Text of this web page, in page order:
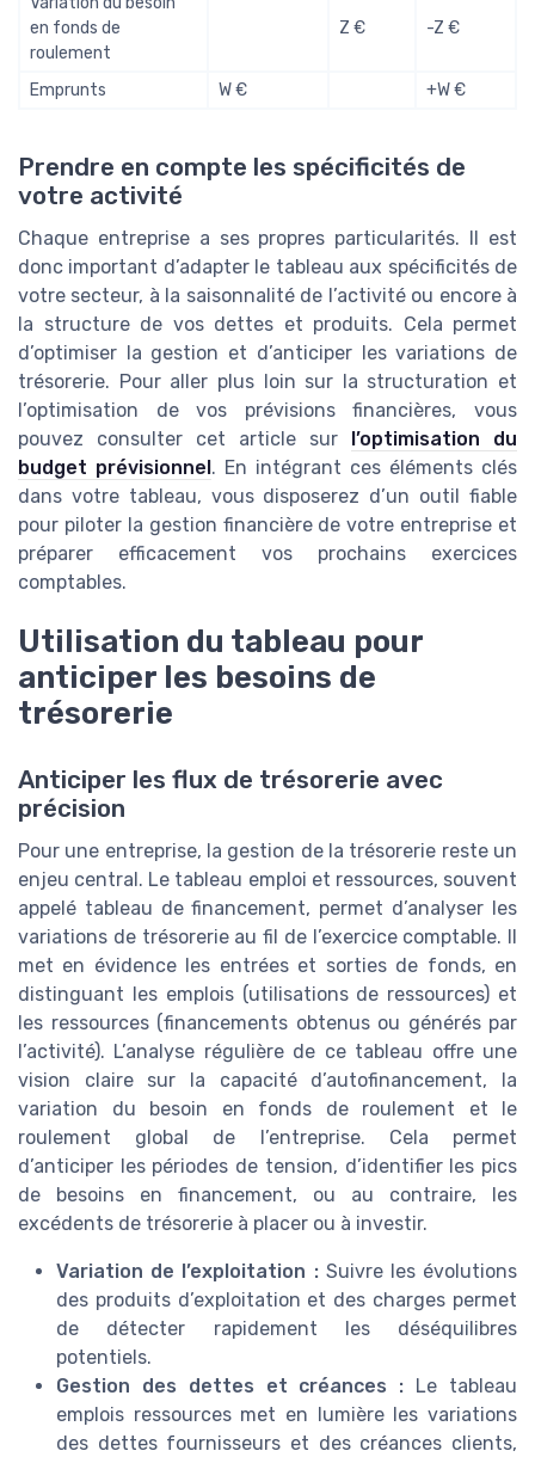
en fonds de
roulement
Z € -Z €
Emprunts W € +W €
Prendre en compte les spécificités de
votre activité
Chaque entreprise a ses propres particularités. Il est
donc important d’adapter le tableau aux spécificités de
votre secteur, à la saisonnalité de l’activité ou encore à
la structure de vos dettes et produits. Cela permet
d’optimiser la gestion et d’anticiper les variations de
trésorerie. Pour aller plus loin sur la structuration et
l’optimisation de vos prévisions financières, vous
pouvez consulter cet article sur l’optimisation du
budget prévisionnel. En intégrant ces éléments clés
dans votre tableau, vous disposerez d’un outil fiable
pour piloter la gestion financière de votre entreprise et
préparer efficacement vos prochains exercices
comptables.
Utilisation du tableau pour
anticiper les besoins de
trésorerie
Anticiper les flux de trésorerie avec
précision
Pour une entreprise, la gestion de la trésorerie reste un
enjeu central. Le tableau emploi et ressources, souvent
appelé tableau de financement, permet d’analyser les
variations de trésorerie au fil de l’exercice comptable. Il
met en évidence les entrées et sorties de fonds, en
distinguant les emplois (utilisations de ressources) et
les ressources (financements obtenus ou générés par
l’activité). L’analyse régulière de ce tableau offre une
vision claire sur la capacité d’autofinancement, la
variation du besoin en fonds de roulement et le
roulement global de l’entreprise. Cela permet
d’anticiper les périodes de tension, d’identifier les pics
de besoins en financement, ou au contraire, les
excédents de trésorerie à placer ou à investir.
Variation de l’exploitation :Suivre les évolutions
des produits d’exploitation et des charges permet
de détecter rapidement les déséquilibres
potentiels.
Gestion des dettes et créances : Le tableau
emplois ressources met en lumière les variations
des dettes fournisseurs et des créances clients,